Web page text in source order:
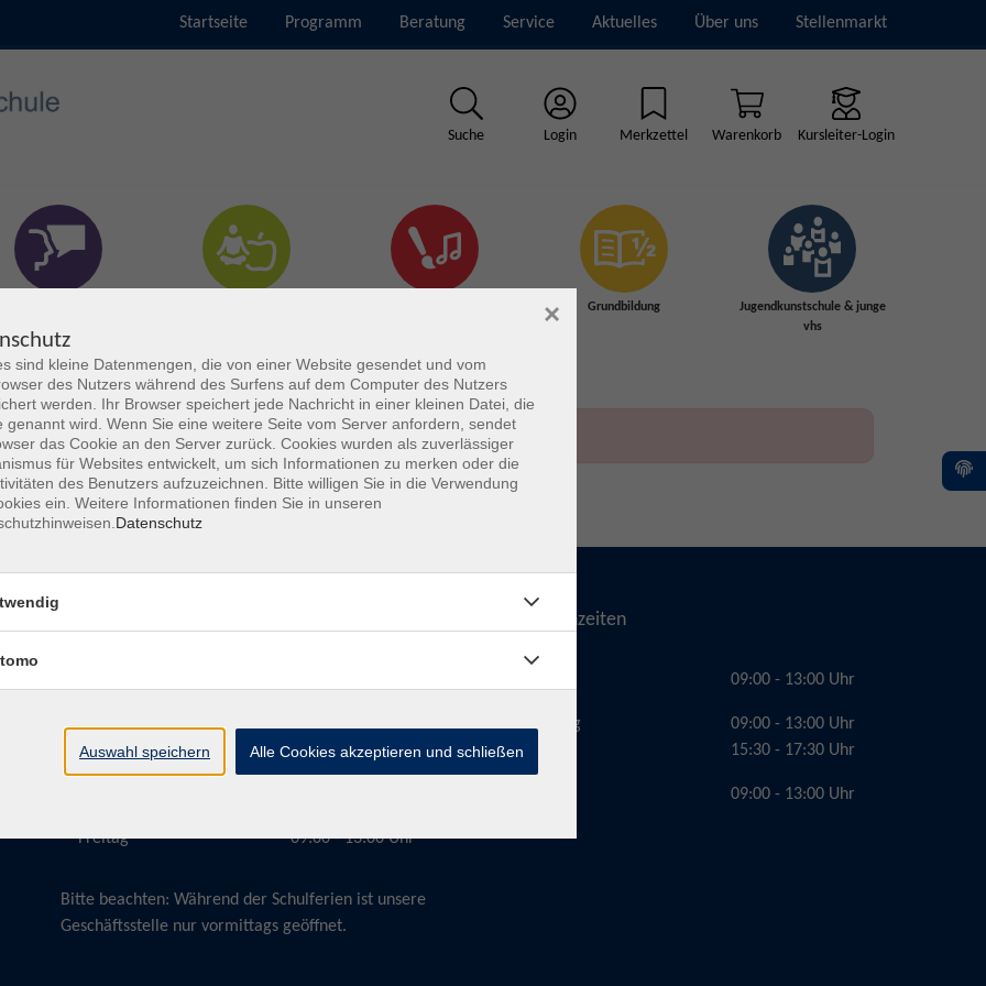
Startseite Programm Beratung Service Aktuelles Über uns Stellenmarkt
Suche Login Merkzettel Warenkorb Kursleiter-Login
Grundbildung
Jugendkunstschule & junge
vhs
Dienstag
Freitag
15:30 - 17:30 Uhr
09:00 - 13:00 Uhr
Bitte beachten: Während der Schulferien ist unsere
Geschäftsstelle nur vormittags geöffnet.
Telefonzeiten
Dienstag
09:00 - 13:00 Uhr
09:00 - 13:00 Uhr
15:30 - 17:30 Uhr
09:00 - 13:00 Uhr
sind kleine Datenmengen, die von einer Website gesendet und vom
des Nutzers während des Surfens auf dem Computer des Nutzers
werden. Ihr Browser speichert jede Nachricht in einer kleinen Datei, die
genannt wird. Wenn Sie eine weitere Seite vom Server anfordern, sendet
das Cookie an den Server zurück. Cookies wurden als zuverlässiger
für Websites entwickelt, um sich Informationen zu merken oder die
des Benutzers aufzuzeichnen. Bitte willigen Sie in die Verwendung
ein. Weitere Informationen finden Sie in unseren
Datenschutz
×
Auswahl speichern Alle Cookies akzeptieren und schließen